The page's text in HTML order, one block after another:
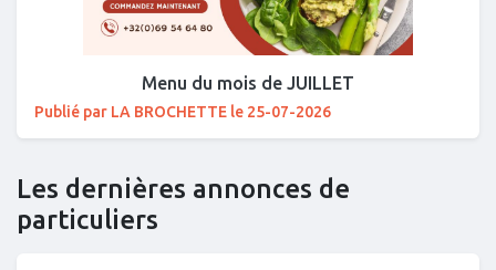
Menu du mois de JUILLET
Publié par LA BROCHETTE le 25-07-2026
Les dernières annonces de
particuliers